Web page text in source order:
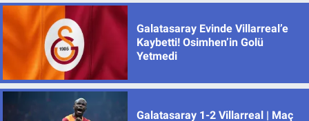
Galatasaray Evinde Villarreal’e
Kaybetti! Osimhen’in Golü
Yetmedi
Galatasaray 1-2 Villarreal | Maç